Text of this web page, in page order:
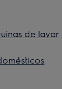
de lavar